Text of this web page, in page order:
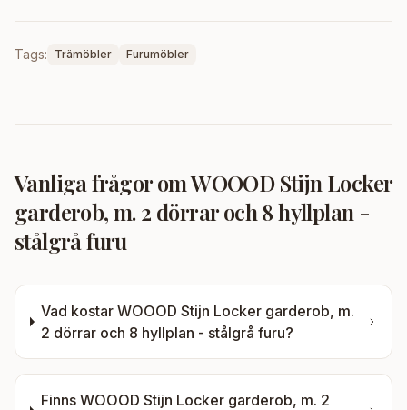
Tags: Trämöbler Furumöbler
Vanliga frågor omWOOOD Stijn Locker
garderob, m. 2 dörrar och 8 hyllplan -
stålgrå furu
Vad kostarWOOOD Stijn Locker garderob, m.
2 dörrar och 8 hyllplan - stålgrå furu?
FinnsWOOOD Stijn Locker garderob, m. 2